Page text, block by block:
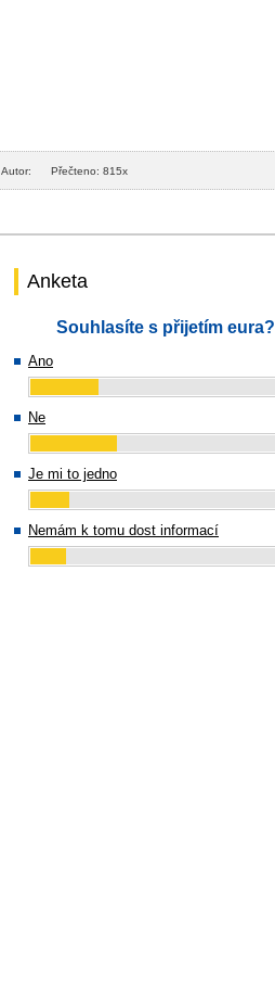
Autor: Přečteno: 815x
Anketa
Souhlasíte s přijetím eura?
Ano
Ne
Je mi to jedno
Nemám k tomu dost informací